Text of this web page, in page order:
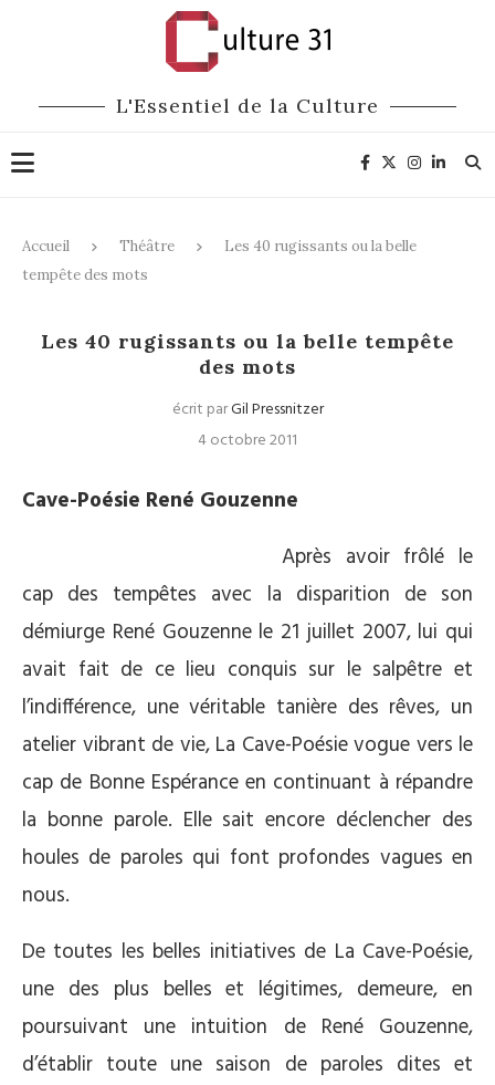
L'Essentiel de la Culture
Accueil Théâtre
Les 40 rugissants ou la belle
tempête des mots
Les 40 rugissants ou la belle tempête
des mots
écrit parGil Pressnitzer
4 octobre 2011
Cave-Poésie René Gouzenne
Après avoir frôlé le
cap des tempêtes avec la disparition de son
démiurge René Gouzenne le 21 juillet 2007, lui qui
avait fait de ce lieu conquis sur le salpêtre et
l’indifférence, une véritable tanière des rêves, un
atelier vibrant de vie, La Cave-Poésie vogue vers le
cap de Bonne Espérance en continuant à répandre
la bonne parole. Elle sait encore déclencher des
houles de paroles qui font profondes vagues en
nous.
De toutes les belles initiatives de La Cave-Poésie,
une des plus belles et légitimes, demeure, en
poursuivant une intuition de René Gouzenne,
d’établir toute une saison de paroles dites et